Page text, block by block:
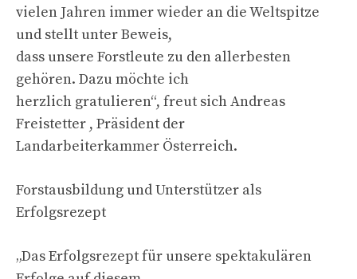
vielen Jahren immer wieder an die Weltspitze
und stellt unter Beweis,
dass unsere Forstleute zu den allerbesten
gehören. Dazu möchte ich
herzlich gratulieren“, freut sich Andreas
Freistetter , Präsident der
Landarbeiterkammer Österreich.
Forstausbildung und Unterstützer als
Erfolgsrezept
„Das Erfolgsrezept für unsere spektakulären